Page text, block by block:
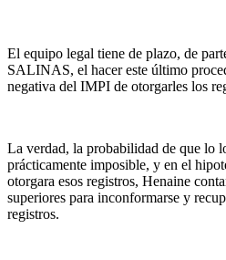
El equipo legal tiene de plazo, de
SALINAS, el hacer este último
negativa del IMPI de otorgarles los
La verdad, la probabilidad de que lo
prácticamente imposible, y en el
otorgara esos registros, Henaine
superiores para inconformarse y
registros.